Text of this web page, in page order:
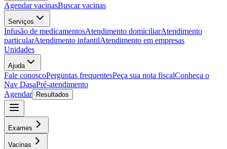
Agendar vacinasBuscar vacinas
Serviços
Infusão de medicamentosAtendimento domiciliarAtendimento
particularAtendimento infantilAtendimento em empresas
Unidades
Ajuda
Fale conoscoPerguntas frequentesPeça sua nota fiscalConheça o
Nav DasaPré-atendimento
Agendar
Resultados
Exames
Vacinas